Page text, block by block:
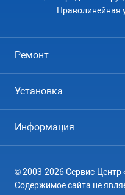
Праволинейная
Ремонт
Посудомоечные
Кондиционеры
Установка
Кондиционеры
Информация
География
© 2003-2026 Сервис-
Содержимое сайта не